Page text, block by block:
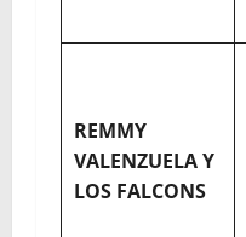
REMMY
VALENZUELA Y
LOS FALCONS